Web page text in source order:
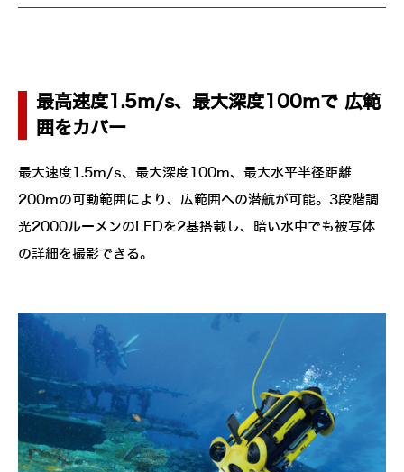
最高速度1.5ｍ/s、最大深度100ｍで 広範
囲をカバー
最大速度1.5m/s、最大深度100m、最大水平半径距離
200mの可動範囲により、広範囲への潜航が可能。3段階調
光2000ルーメンのLEDを2基搭載し、暗い水中でも被写体
の詳細を撮影できる。